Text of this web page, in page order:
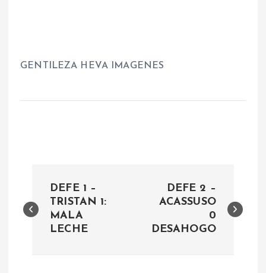
GENTILEZA HEVA IMAGENES
a
DEFE 1 –
TRISTAN 1:
MALA
LECHE
DEFE 2 –
ACASSUSO
0
DESAHOGO